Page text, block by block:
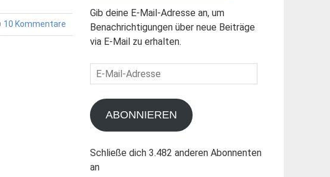
10 Kommentare
Gib deine E-Mail-Adresse an, um
Benachrichtigungen über neue Beiträge
via E-Mail zu erhalten.
E-
Mail-
Adresse
ABONNIEREN
Schließe dich 3.482 anderen Abonnenten
an